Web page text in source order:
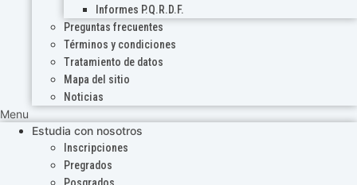
Informes P.Q.R.D.F.
Preguntas frecuentes
Términos y condiciones
Tratamiento de datos
Mapa del sitio
Noticias
Menu
Estudia con nosotros
Inscripciones
Pregrados